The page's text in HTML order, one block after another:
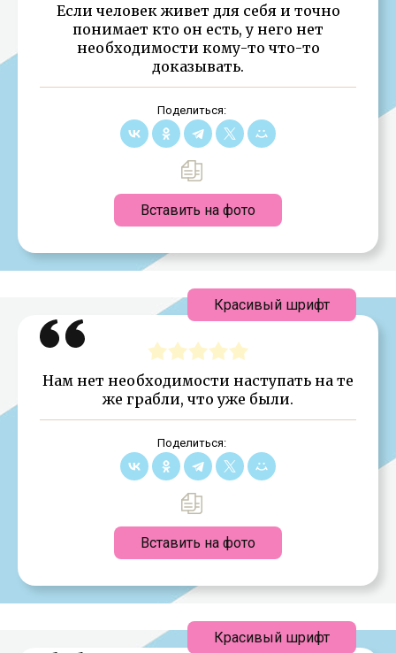
Если человек живет для себя и точно
понимает кто он есть, у него нет
необходимости кому-то что-то
доказывать.
Поделиться:
Вставить на фото
Нам нет необходимости наступать на те
же грабли, что уже были.
Поделиться:
Вставить на фото
Красивый шрифт
Красивый шрифт